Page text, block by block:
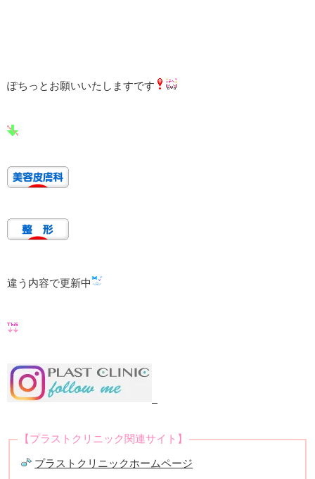
ぽちっとお願いいたしますです
違う内容で更新中
【プラストクリニック関連サイト】
プラストクリニックホームページ